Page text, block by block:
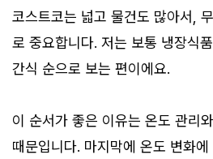
코스트코는 넓고 물건도 많아서,
로 중요합니다. 저는 보통 냉장식
간식 순으로 보는 편이에요.
이 순서가 좋은 이유는 온도 관리
때문입니다. 마지막에 온도 변화